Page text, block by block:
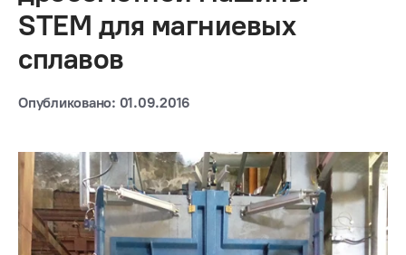
STEM для магниевых
сплавов
Опубликовано: 01.09.2016